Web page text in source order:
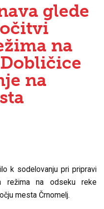
glede
na
na
k sodelovanju pri pripravi
režima na odseku reke
mesta Črnomelj.